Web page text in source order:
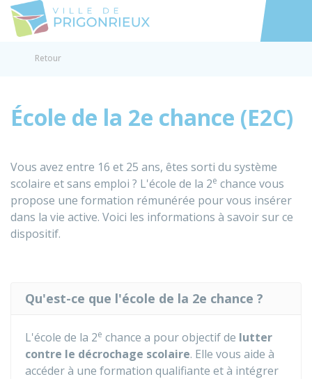
Accéder
Retour
École de la 2e chance (E2C)
Vous avez entre 16 et 25 ans, êtes sorti du système
scolaire et sans emploi ? L'école de la 2e chance vous
propose une formation rémunérée pour vous insérer
dans la vie active. Voici les informations à savoir sur ce
dispositif.
Qu'est-ce que l'école de la 2e chance ?
L'école de la 2e chance a pour objectif de lutter
contre le décrochage scolaire. Elle vous aide à
accéder à une formation qualifiante et à intégrer